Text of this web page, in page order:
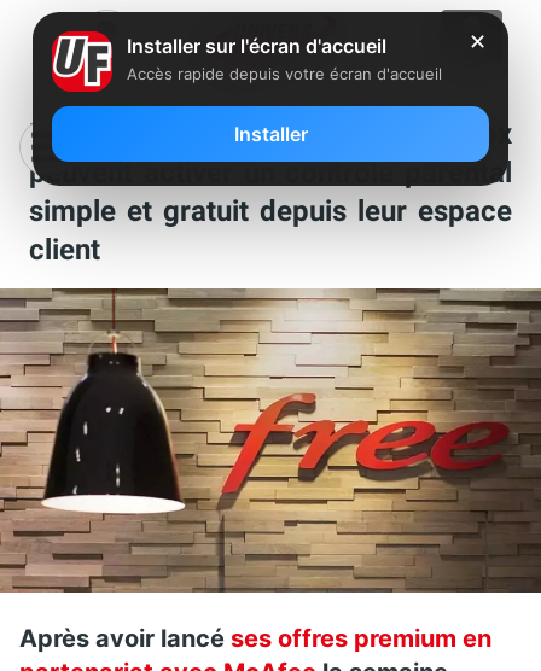
Nouveau : les abonnés Freebox
peuvent activer un contrôle parental
simple et gratuit depuis leur espace
client
Après avoir lancé ses offres premium en
✕
Installer sur l'écran d'accueil
Accès rapide depuis votre écran d'accueil
Installer